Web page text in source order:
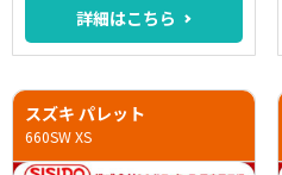
詳細はこちら
スズキ パレット
660SW XS